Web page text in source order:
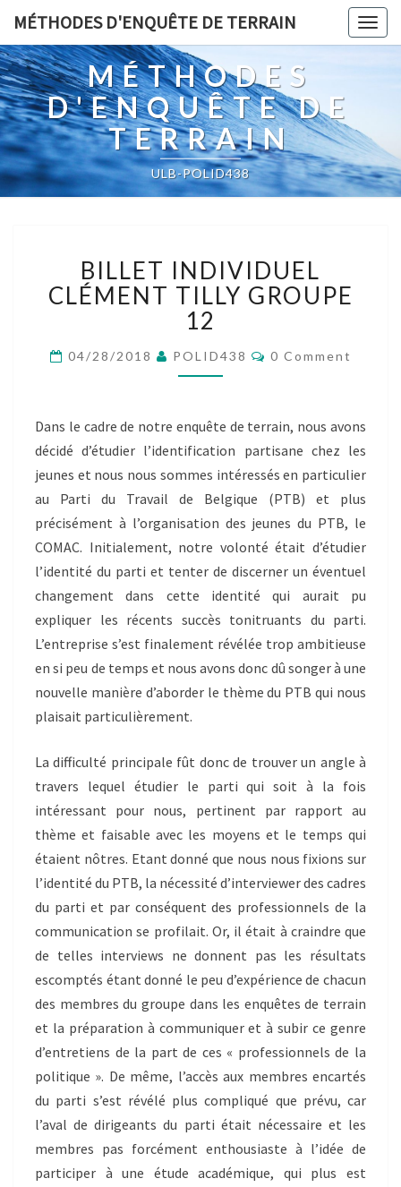
MÉTHODES D'ENQUÊTE DE TERRAIN
MÉTHODES
D'ENQUÊTE DE
TERRAIN
ULB-POLID438
INDIVIDUEL
CLÉMENT
TILLY
GROUPE
12
BILLET INDIVIDUEL
CLÉMENT TILLY GROUPE
12
04/28/2018 POLID438 Comments
0 Comment
Dans le cadre de notre enquête de terrain, nous avons
décidé d’étudier l’identification partisane chez les
jeunes et nous nous sommes intéressés en particulier
au Parti du Travail de Belgique (PTB) et plus
précisément à l’organisation des jeunes du PTB, le
COMAC. Initialement, notre volonté était d’étudier
l’identité du parti et tenter de discerner un éventuel
changement dans cette identité qui aurait pu
expliquer les récents succès tonitruants du parti.
L’entreprise s’est finalement révélée trop ambitieuse
en si peu de temps et nous avons donc dû songer à une
nouvelle manière d’aborder le thème du PTB qui nous
plaisait particulièrement.
La difficulté principale fût donc de trouver un angle à
travers lequel étudier le parti qui soit à la fois
intéressant pour nous, pertinent par rapport au
thème et faisable avec les moyens et le temps qui
étaient nôtres. Etant donné que nous nous fixions sur
l’identité du PTB, la nécessité d’interviewer des cadres
du parti et par conséquent des professionnels de la
communication se profilait. Or, il était à craindre que
de telles interviews ne donnent pas les résultats
escomptés étant donné le peu d’expérience de chacun
des membres du groupe dans les enquêtes de terrain
et la préparation à communiquer et à subir ce genre
d’entretiens de la part de ces « professionnels de la
politique ». De même, l’accès aux membres encartés
du parti s’est révélé plus compliqué que prévu, car
l’aval de dirigeants du parti était nécessaire et les
membres pas forcément enthousiaste à l’idée de
participer à une étude académique, qui plus est